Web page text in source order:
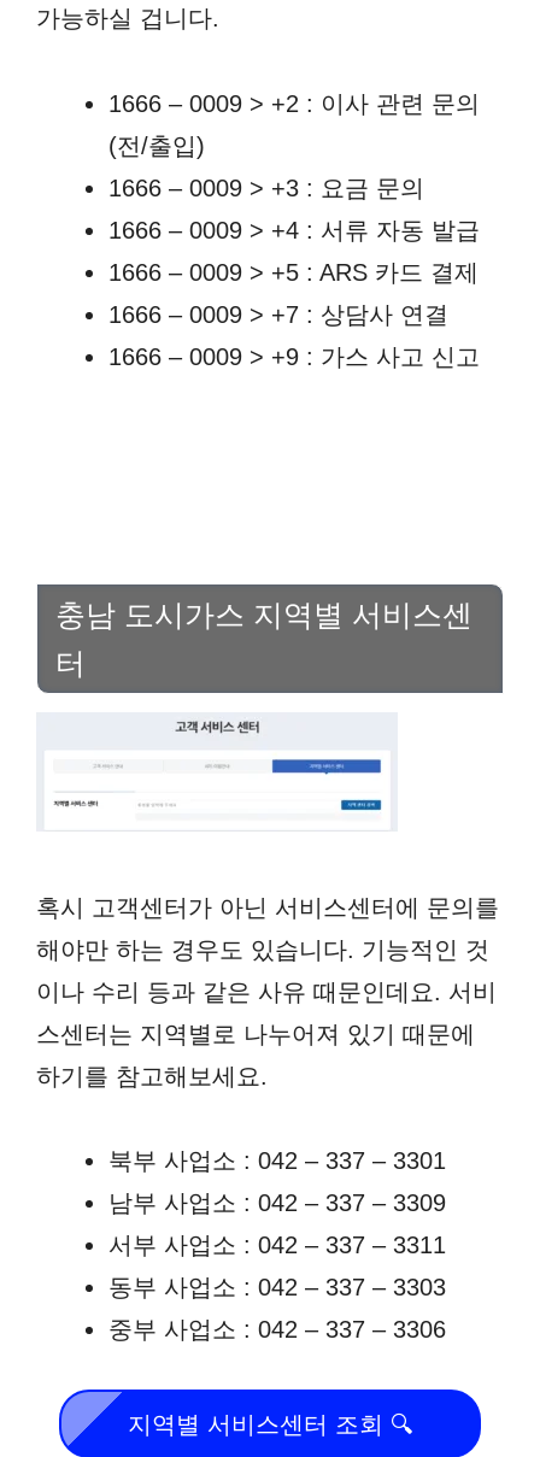
가능하실 겁니다.
1666 – 0009 > +2 : 이사 관련 문의
(전/출입)
1666 – 0009 > +3 : 요금 문의
1666 – 0009 > +4 : 서류 자동 발급
1666 – 0009 > +5 : ARS 카드 결제
1666 – 0009 > +7 : 상담사 연결
1666 – 0009 > +9 : 가스 사고 신고
충남 도시가스 지역별 서비스센
터
혹시 고객센터가 아닌 서비스센터에 문의를
해야만 하는 경우도 있습니다. 기능적인 것
이나 수리 등과 같은 사유 때문인데요. 서비
스센터는 지역별로 나누어져 있기 때문에
하기를 참고해보세요.
북부 사업소 : 042 – 337 – 3301
남부 사업소 : 042 – 337 – 3309
서부 사업소 : 042 – 337 – 3311
동부 사업소 : 042 – 337 – 3303
중부 사업소 : 042 – 337 – 3306
지역별 서비스센터 조회 🔍